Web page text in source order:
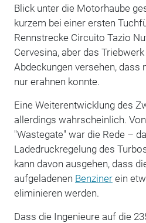
Blick unter die Motorhaube
kurzem bei einer ersten
Rennstrecke Circuito Tazio
Cervesina, aber das
Abdeckungen versehen, dass
nur erahnen konnte.
Eine Weiterentwicklung des
allerdings wahrscheinlich.
"Wastegate" war die Rede –
Ladedruckregelung des
kann davon ausgehen, dass
aufgeladenen Benzinerein
eliminieren werden.
Dass die Ingenieure auf die